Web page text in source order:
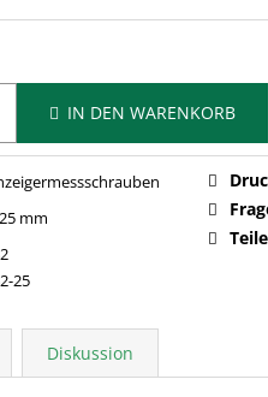
IN DEN WARENKORB
mm
25
Diskussion